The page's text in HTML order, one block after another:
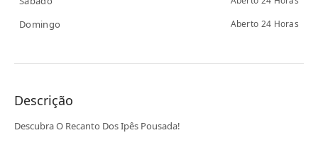
Domingo Aberto 24 Horas
Descrição
Descubra O Recanto Dos Ipês Pousada!